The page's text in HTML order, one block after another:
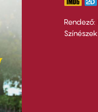
Rendező
Színészek